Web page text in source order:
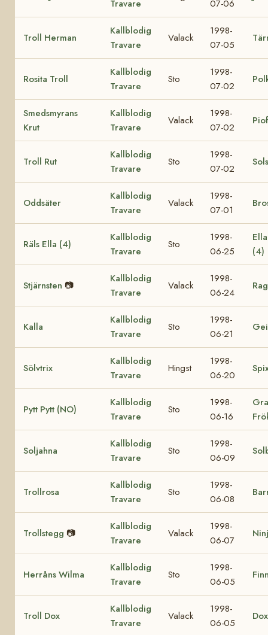
Travare
07-06
Troll Herman
Kallblodig
Travare
Valack
1998-
07-05
Rosita Troll
Kallblodig
Travare
Sto
1998-
07-02
Smedsmyrans
Krut
Kallblodig
Travare
Valack
1998-
07-02
Troll Rut
Kallblodig
Travare
Sto
1998-
07-02
Oddsäter
Kallblodig
Travare
Valack
1998-
07-01
Räls Ella (4)
Kallblodig
Travare
Sto
1998-
06-25
(4)
Stjärnsten 📷
Kallblodig
Travare
Valack
1998-
06-24
Kalla
Kallblodig
Travare
Sto
1998-
06-21
Sölvtrix
Kallblodig
Travare
Hingst
1998-
06-20
Pytt Pytt (NO)
Kallblodig
Travare
Sto
1998-
06-16
Soljahna
Kallblodig
Travare
Sto
1998-
06-09
Trollrosa
Kallblodig
Travare
Sto
1998-
06-08
Trollstegg 📷
Kallblodig
Travare
Valack
1998-
06-07
Herråns Wilma
Kallblodig
Travare
Sto
1998-
06-05
Troll Dox
Kallblodig
Travare
Valack
1998-
06-05